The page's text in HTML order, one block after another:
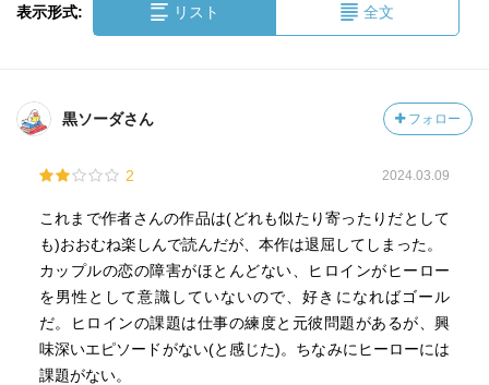
表示形式: リスト 全文
黒ソーダさん フォロー
2 2024.03.09
これまで作者さんの作品は(どれも似たり寄ったりだとして
も)おおむね楽しんで読んだが、本作は退屈してしまった。
カップルの恋の障害がほとんどない、ヒロインがヒーロー
を男性として意識していないので、好きになればゴール
だ。ヒロインの課題は仕事の練度と元彼問題があるが、興
味深いエピソードがない(と感じた)。ちなみにヒーローには
課題がない。